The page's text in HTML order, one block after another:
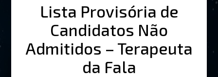
Lista Provisória de
Candidatos Não
Admitidos – Terapeuta
da Fala